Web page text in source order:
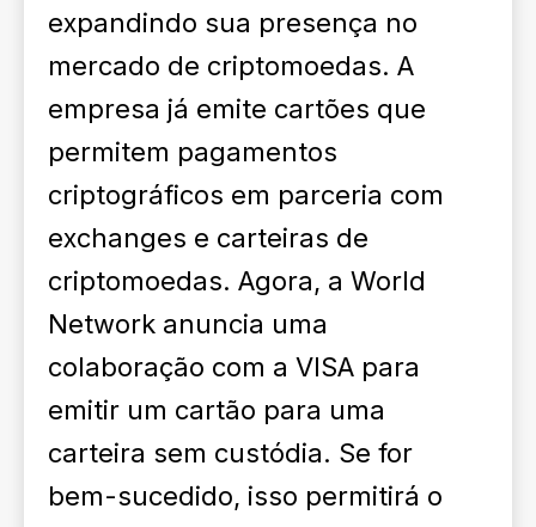
expandindo sua presença no
mercado de criptomoedas. A
empresa já emite cartões que
permitem pagamentos
criptográficos em parceria com
exchanges e carteiras de
criptomoedas. Agora, a World
Network anuncia uma
colaboração com a VISA para
emitir um cartão para uma
carteira sem custódia. Se for
bem-sucedido, isso permitirá o